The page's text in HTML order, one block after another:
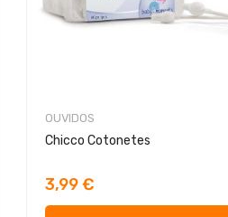
OUVIDOS
Chicco Cotonetes
3,99 €